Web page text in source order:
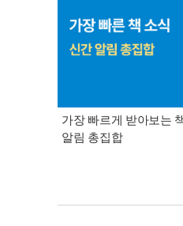
가장 빠르게 받아보는
알림 총집합